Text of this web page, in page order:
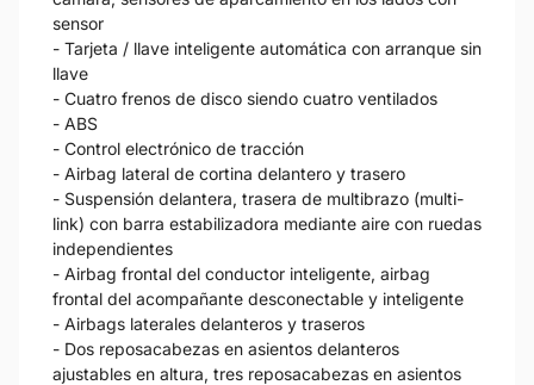
sensor
- Tarjeta / llave inteligente automática con arranque sin
llave
- Cuatro frenos de disco siendo cuatro ventilados
- ABS
- Control electrónico de tracción
- Airbag lateral de cortina delantero y trasero
- Suspensión delantera, trasera de multibrazo (multi-
link) con barra estabilizadora mediante aire con ruedas
independientes
- Airbag frontal del conductor inteligente, airbag
frontal del acompañante desconectable y inteligente
- Airbags laterales delanteros y traseros
- Dos reposacabezas en asientos delanteros
ajustables en altura, tres reposacabezas en asientos